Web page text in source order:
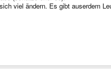
viel ändern. Es gibt auserdem